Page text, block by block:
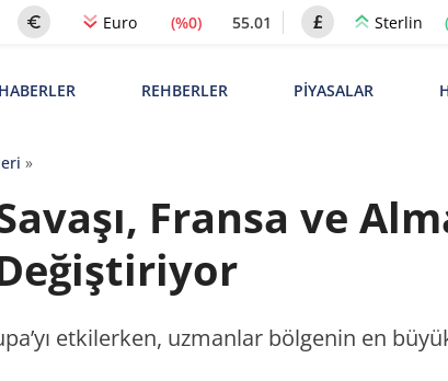
Euro (%0) 55.01 Sterlin
HABERLER REHBERLER PİYASALAR
»
Fransa ve
etkilerken, uzmanlar bölgenin en